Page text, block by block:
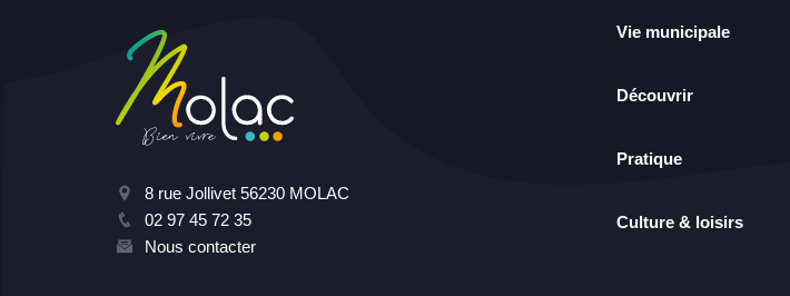
8 rue Jollivet 56230 MOLAC
02 97 45 72 35
Nous contacter
Vie municipale
Découvrir
Pratique
Culture & loisirs